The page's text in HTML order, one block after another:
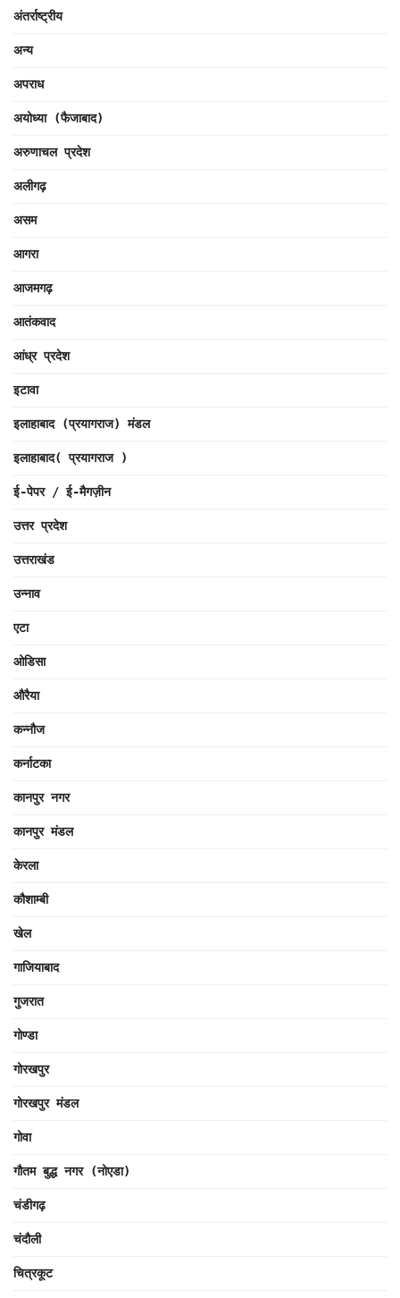
अंतर्राष्ट्रीय
अन्य
अपराध
अयोध्या (फैजाबाद)
अरुणाचल प्रदेश
अलीगढ़
असम
आगरा
आजमगढ़
आतंकवाद
आंध्र प्रदेश
इटावा
इलाहाबाद (प्रयागराज) मंडल
इलाहाबाद( प्रयागराज )
ई-पेपर / ई-मैगज़ीन
उत्तर प्रदेश
उत्तराखंड
उन्नाव
एटा
ओडिसा
औरैया
कन्नौज
कर्नाटका
कानपुर नगर
कानपुर मंडल
केरला
कौशाम्बी
खेल
गाजियाबाद
गुजरात
गोण्डा
गोरखपुर
गोरखपुर मंडल
गोवा
गौतम बुद्ध नगर (नोएडा)
चंडीगढ़
चंदौली
चित्रकूट